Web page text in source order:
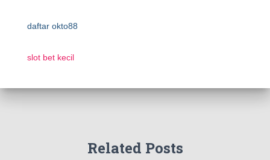
daftar okto88
slot bet kecil
Related Posts